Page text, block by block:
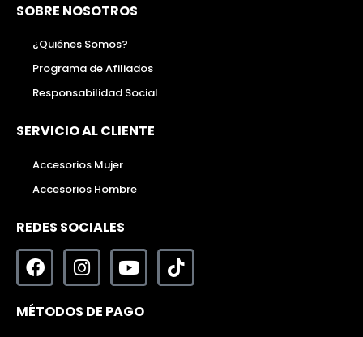
SOBRE NOSOTROS
¿Quiénes Somos?
Programa de Afiliados
Responsabilidad Social
SERVICIO AL CLIENTE
Accesorios Mujer
Accesorios Hombre
REDES SOCIALES
MÉTODOS DE PAGO